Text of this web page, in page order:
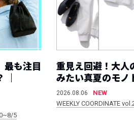
最も注目
｜
5
重見え回避！大人
みたい真夏のモノ
2026.08.06
NEW
WEEKLY COORDINATE